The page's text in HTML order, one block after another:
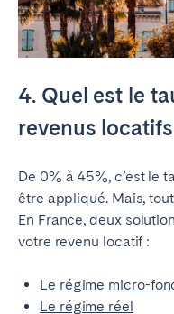
4. Quel est le
revenus
De 0% à 45%, c’est le
être appliqué. Mais,
En France, deux
votre revenu locatif :
Le régime micro-
Le régime réel